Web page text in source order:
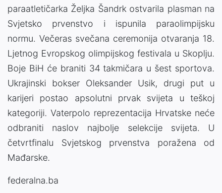
paraatletičarka Željka Šandrk ostvarila plasman na
Svjetsko prvenstvo i ispunila paraolimpijsku
normu. Večeras svečana ceremonija otvaranja 18.
Ljetnog Evropskog olimpijskog festivala u Skoplju.
Boje BiH će braniti 34 takmičara u šest sportova.
Ukrajinski bokser Oleksander Usik, drugi put u
karijeri postao apsolutni prvak svijeta u teškoj
kategoriji. Vaterpolo reprezentacija Hrvatske neće
odbraniti naslov najbolje selekcije svijeta. U
četvrtfinalu Svjetskog prvenstva poražena od
Mađarske.
federalna.ba